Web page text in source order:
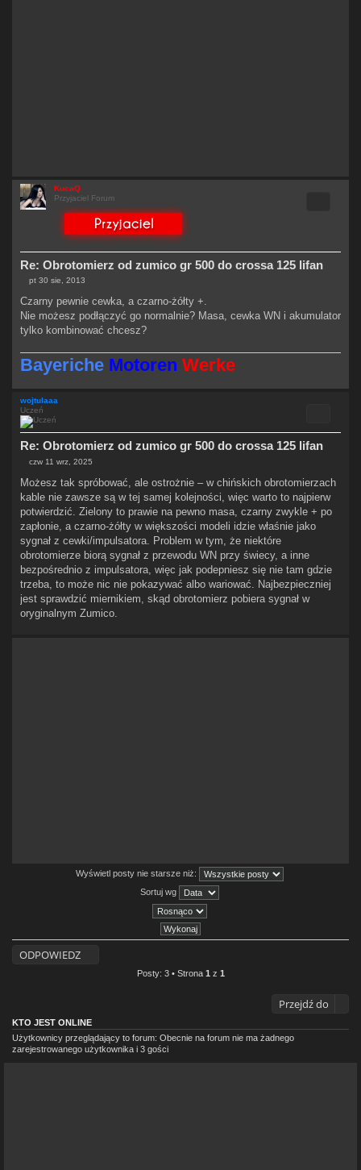
KucaQ
Przyjaciel Forum
Re: Obrotomierz od zumico gr 500 do crossa 125 lifan
o
s
t
pt 30 sie, 2013
Czarny pewnie cewka, a czarno-żółty +.
Nie możesz podłączyć go normalnie? Masa, cewka WN i akumulator
tylko kombinować chcesz?
Bayeriche Motoren Werke
wojtulaaa
Uczeń
Re: Obrotomierz od zumico gr 500 do crossa 125 lifan
s
t
czw 11 wrz, 2025
Możesz tak spróbować, ale ostrożnie – w chińskich obrotomierzach
kable nie zawsze są w tej samej kolejności, więc warto to najpierw
potwierdzić. Zielony to prawie na pewno masa, czarny zwykle + po
zapłonie, a czarno-żółty w większości modeli idzie właśnie jako
sygnał z cewki/impulsatora. Problem w tym, że niektóre
obrotomierze biorą sygnał z przewodu WN przy świecy, a inne
bezpośrednio z impulsatora, więc jak podepniesz się nie tam gdzie
trzeba, to może nic nie pokazywać albo wariować. Najbezpieczniej
jest sprawdzić miernikiem, skąd obrotomierz pobiera sygnał w
oryginalnym Zumico.
Wyświetl posty nie starsze niż:
Sortuj wg
ODPOWIEDZ
Posty: 3 • Strona 1 z 1
Przejdź do
KTO JEST ONLINE
Użytkownicy przeglądający to forum: Obecnie na forum nie ma żadnego
zarejestrowanego użytkownika i 3 gości